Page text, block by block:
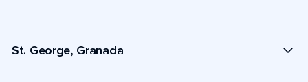
St. George, Granada